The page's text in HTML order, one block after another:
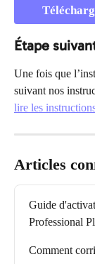
Étape
Une fois que
suivant nos
lire les
Articles
Guide
Professional
Comment